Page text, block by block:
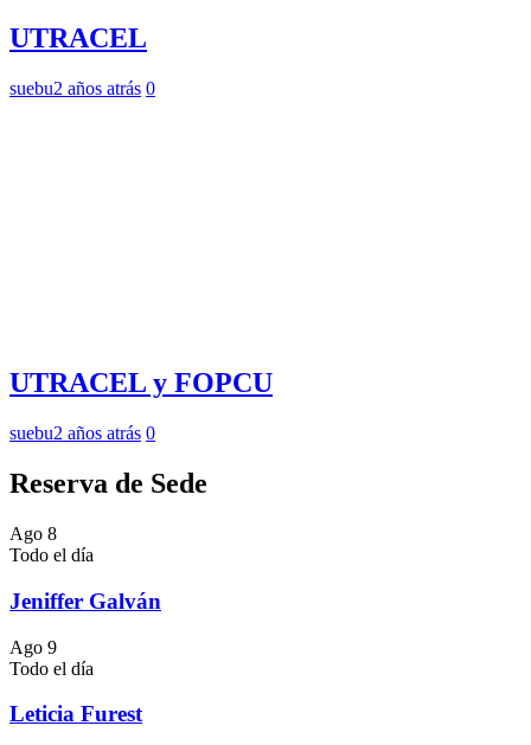
UTRACEL
suebu2 años atrás 0
UTRACEL y FOPCU
suebu2 años atrás 0
Reserva de Sede
Ago 8
Todo el día
Jeniffer Galván
Ago 9
Todo el día
Leticia Furest